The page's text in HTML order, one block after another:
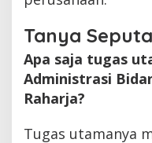
Tanya
Apa saja tugas
Administrasi
Raharja?
Tugas utamanya